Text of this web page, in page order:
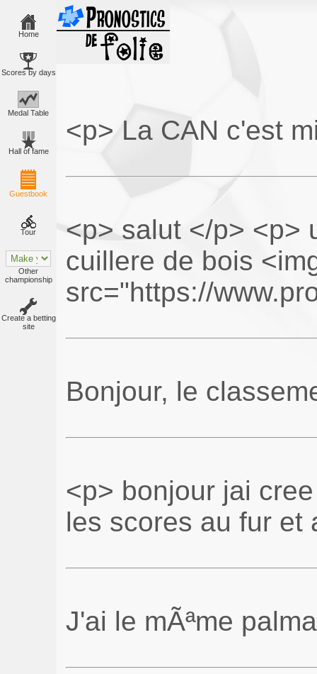
Home
Scores by days
Medal Table
Hall of fame
Guestbook
Tour
Other
championship
Create a betting
site
<p> La CAN c'est
<p> salut </p> <p>
cuillere de bois
src="https://
Bonjour, le
<p> bonjour jai
les scores au fur et
J'ai le mÃªme